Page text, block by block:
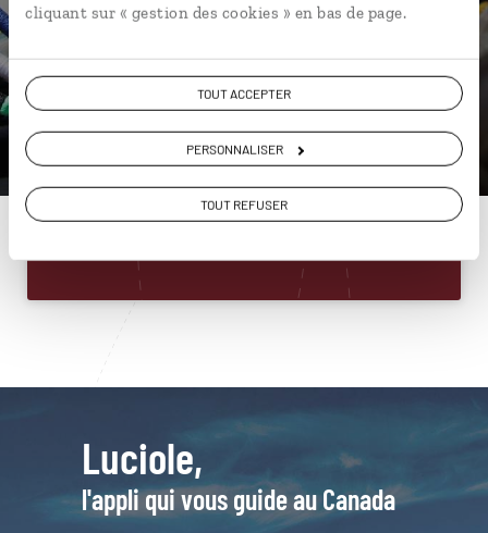
cliquant sur « gestion des cookies » en bas de page.
TOUT ACCEPTER
PERSONNALISER
TOUT REFUSER
DEMANDER UN DEVIS
ou
Construisez votre voyage avec un spécialiste Canada
01 85 08 22 90
Luciole,
l'appli qui vous guide au Canada